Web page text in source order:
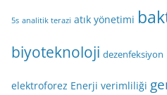
5s analitik terazi atık yönetimi
biyoteknoloji dezenfeksiyon
elektroforez Enerji verimliliği